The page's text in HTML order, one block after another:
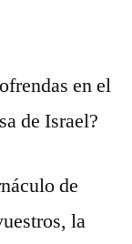
en el
de Israel?
de
la